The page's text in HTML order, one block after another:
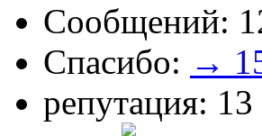
Сообщений:
Спасибо: →
репутация: 13